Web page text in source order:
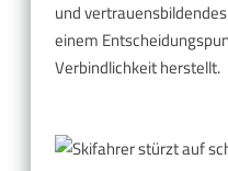
und
einem
Verbindlichkeit herstellt.